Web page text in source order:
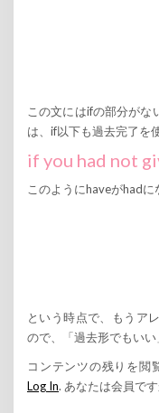
この文にはifの部分がな
は、if以下も過去完了を
if you had not
このようにhaveがhadに
という時点で、もうア
ので、「過去形でもいい
コンテンツの残りを閲
Log In. あなたは会員です